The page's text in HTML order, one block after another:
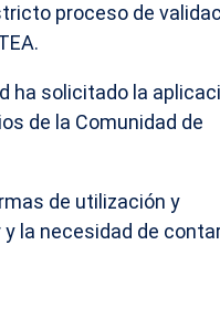
proceso de
ha solicitado la
de la Comunidad de
de utilización y
la necesidad de